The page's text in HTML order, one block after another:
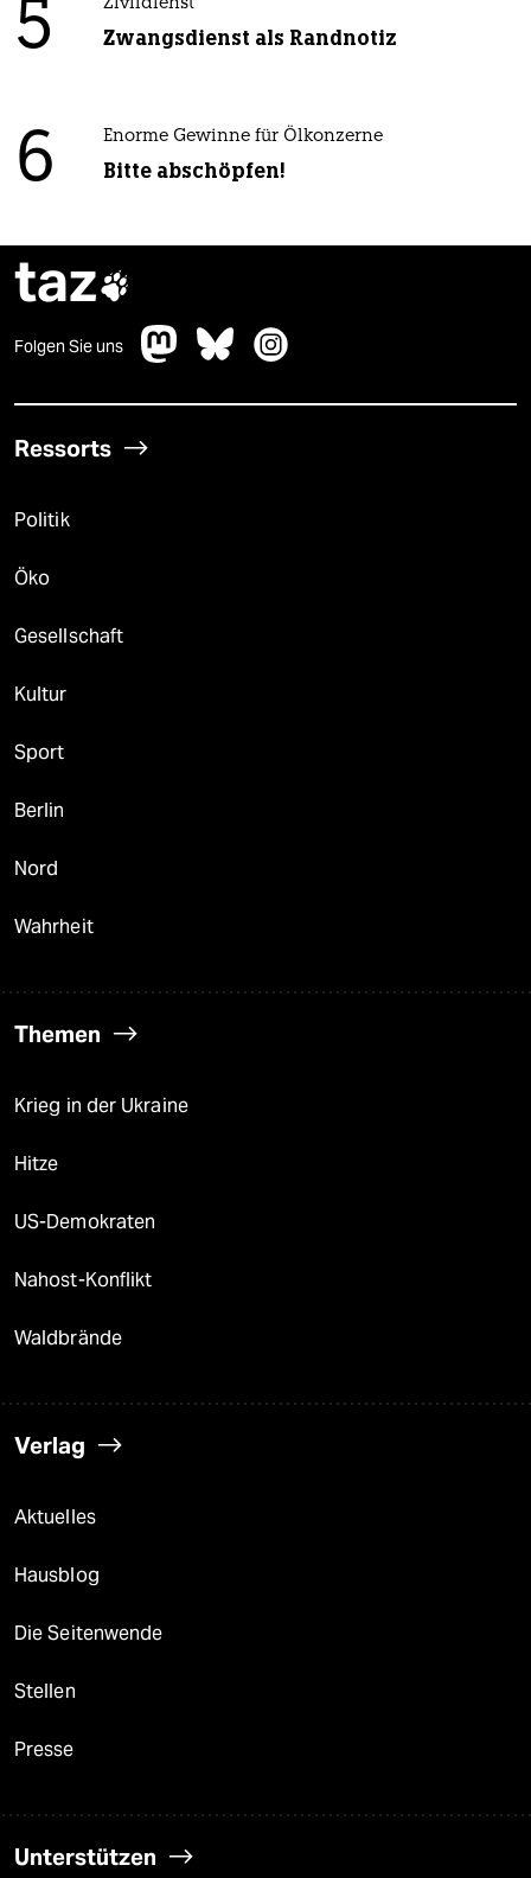
5 Zivildienst
Zwangsdienst als Randnotiz
6 Enorme Gewinne für Ölkonzerne
Bitte abschöpfen!
taz
Folgen Sie uns
Ressorts
Politik
Öko
Gesellschaft
Kultur
Sport
Berlin
Nord
Wahrheit
Themen
Krieg in der Ukraine
Hitze
US-Demokraten
Nahost-Konflikt
Waldbrände
Verlag
Aktuelles
Hausblog
Die Seitenwende
Stellen
Presse
Unterstützen